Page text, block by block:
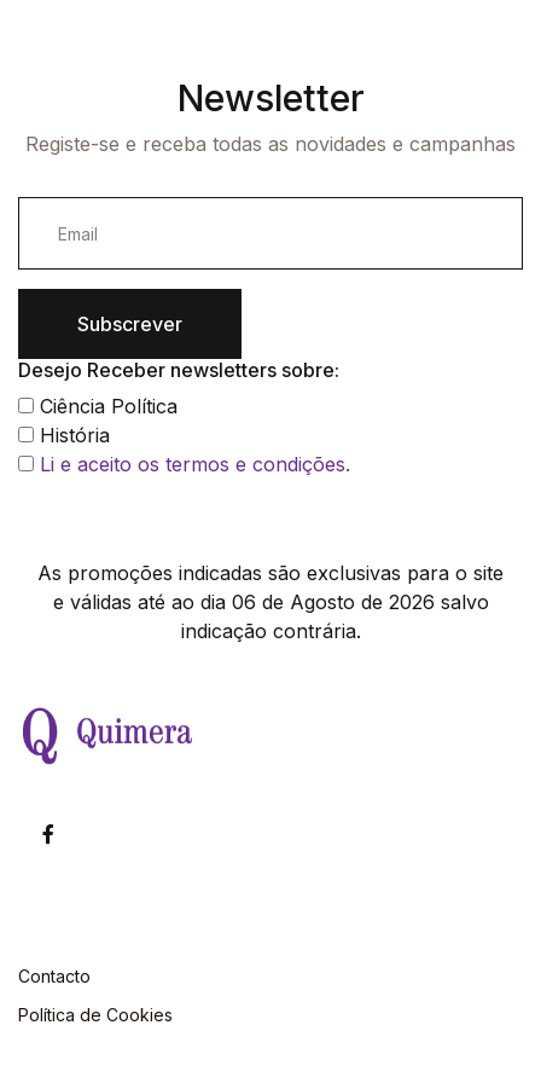
Newsletter
Registe-se e receba todas as novidades e campanhas
Subscrever
Desejo Receber newsletters sobre:
Ciência Política
História
Li e aceito os termos e condições.
As promoções indicadas são exclusivas para o site
e válidas até ao dia 06 de Agosto de 2026 salvo
indicação contrária.
Contacto
Política de Cookies